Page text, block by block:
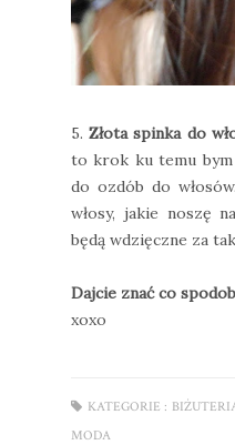
5.Złota spinka do
to krok ku temu bym
do ozdób do
włosy, jakie noszę
będą wdzięczne za
Dajcie znać co
xoxo
KATEGORIE :
MODA